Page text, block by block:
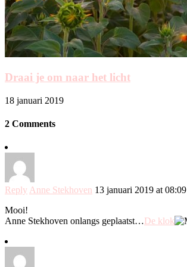
Draai je om naar het licht
18 januari 2019
2 Comments
Reply Anne Stekhoven 13 januari 2019 at 08:09
Mooi!
Anne Stekhoven onlangs geplaatst…De klok